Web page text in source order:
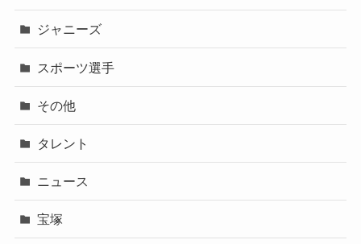
ジャニーズ
スポーツ選手
その他
タレント
ニュース
宝塚